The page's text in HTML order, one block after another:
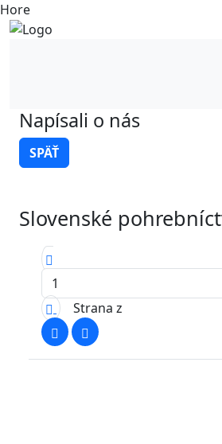
Hore
Napísali o nás
SPÄŤ
Slovenské
Strana z